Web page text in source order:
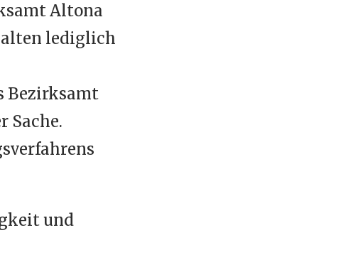
Altona
lediglich
Bezirksamt
Sache.
und